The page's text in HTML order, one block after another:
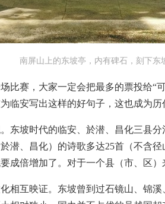
南屏山上的东坡亭，内有碑石，刻下东
比赛，大家一定会把最多的票投给
安写出这样的好句子，这也成为历
东坡时代的临安、於潜、昌化三县
潜、昌化）的诗歌多达25首（不含
倍增加了。对于一个县（市、区
相互映证。东坡曾到过石镜山、锦